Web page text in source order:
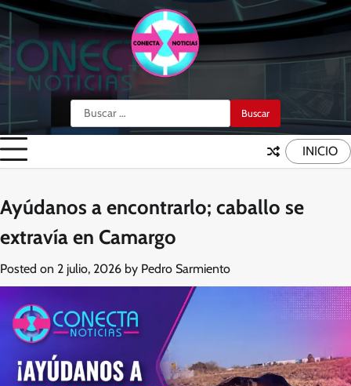
Skip
content
Buscar:
INICIO
Ayúdanos a encontrarlo; caballo se
extravía en Camargo
Posted on 2 julio, 2026 by Pedro Sarmiento